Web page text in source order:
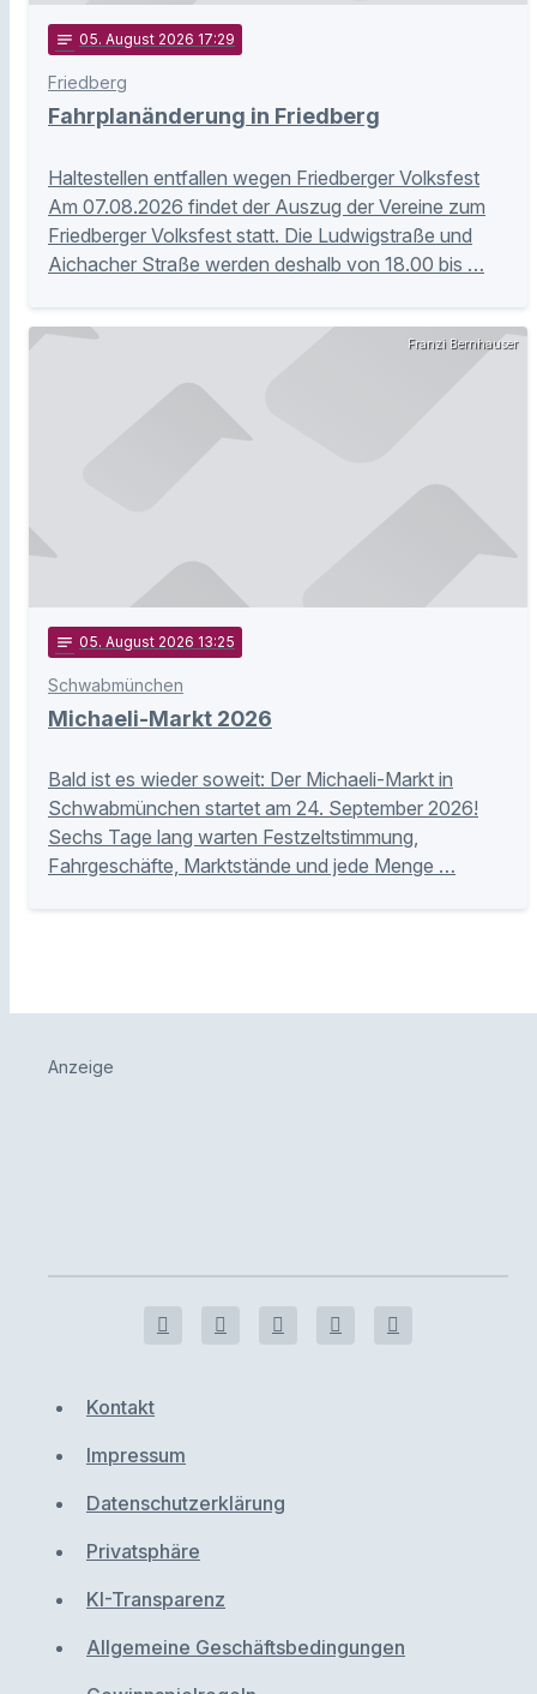
notes 05. August 2026 17:29
Friedberg
Fahrplanänderung in Friedberg
Haltestellen entfallen wegen Friedberger Volksfest
Am 07.08.2026 findet der Auszug der Vereine zum
Friedberger Volksfest statt. Die Ludwigstraße und
Aichacher Straße werden deshalb von 18.00 bis …
Franzi Bernhauser
notes 05. August 2026 13:25
Schwabmünchen
Michaeli-Markt 2026
Bald ist es wieder soweit: Der Michaeli-Markt in
Schwabmünchen startet am 24. September 2026!
Sechs Tage lang warten Festzeltstimmung,
Fahrgeschäfte, Marktstände und jede Menge …
Anzeige
Kontakt
Impressum
Datenschutzerklärung
Privatsphäre
KI-Transparenz
Allgemeine Geschäftsbedingungen